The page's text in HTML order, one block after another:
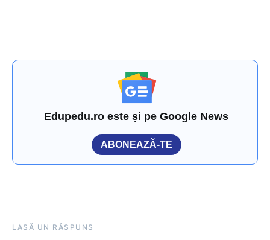
Edupedu.ro este și pe Google News
ABONEAZĂ-TE
LASĂ UN RĂSPUNS